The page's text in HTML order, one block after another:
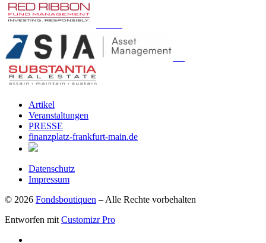
Artikel
Veranstaltungen
PRESSE
finanzplatz-frankfurt-main.de
Datenschutz
Impressum
© 2026 Fondsboutiquen – Alle Rechte vorbehalten
Entworfen mit Customizr Pro